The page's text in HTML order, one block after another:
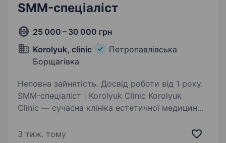
SMM-спеціаліст
25 000 – 30 000 грн
Korolyuk, clinic
Петропавлівська
Борщагівка
Неповна зайнятість. Досвід роботи від 1 року.
SMM-спеціаліст | Korolyuk Clinic Korolyuk
Clinic — сучасна клініка естетичної медицини,
та створює контент, що формує довіру
3 тиж. тому